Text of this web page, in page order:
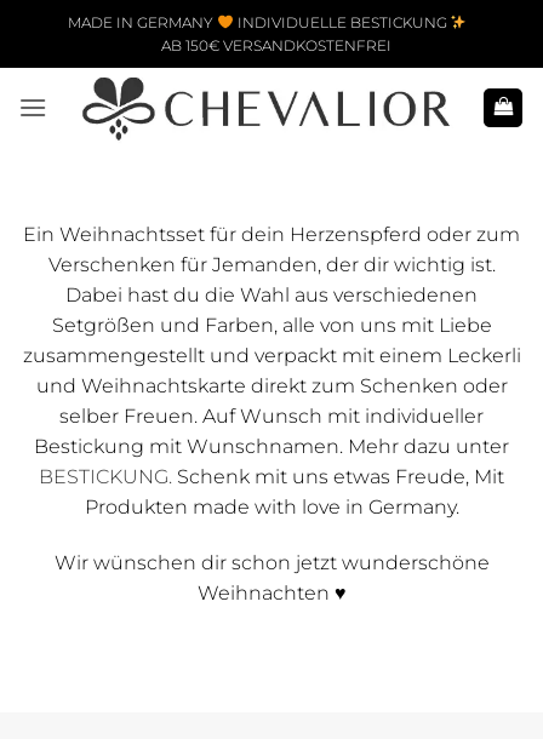
Zum Inhalt springen
MADE IN GERMANY
INDIVIDUELLE BESTICKUNG
AB 150€ VERSANDKOSTENFREI
Ein Weihnachtsset für dein Herzenspferd oder zum
Verschenken für Jemanden, der dir wichtig ist.
Dabei hast du die Wahl aus verschiedenen
Setgrößen und Farben, alle von uns mit Liebe
zusammengestellt und verpackt mit einem Leckerli
und Weihnachtskarte direkt zum Schenken oder
selber Freuen. Auf Wunsch mit individueller
Bestickung mit Wunschnamen. Mehr dazu unter
BESTICKUNG. Schenk mit uns etwas Freude, Mit
Produkten made with love in Germany.
Wir wünschen dir schon jetzt wunderschöne
Weihnachten ♥